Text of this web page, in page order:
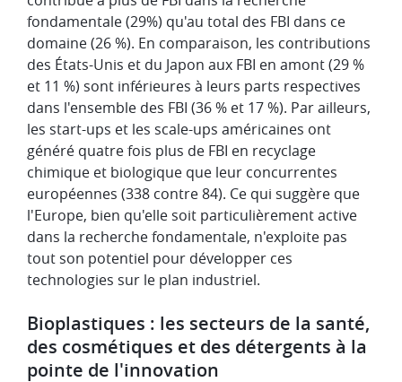
fondamentale (29%) qu'au total des FBI dans ce
domaine (26 %). En comparaison, les contributions
des États-Unis et du Japon aux FBI en amont (29 %
et 11 %) sont inférieures à leurs parts respectives
dans l'ensemble des FBI (36 % et 17 %). Par ailleurs,
les start-ups et les scale-ups américaines ont
généré quatre fois plus de FBI en recyclage
chimique et biologique que leur concurrentes
européennes (338 contre 84). Ce qui suggère que
l'Europe, bien qu'elle soit particulièrement active
dans la recherche fondamentale, n'exploite pas
tout son potentiel pour développer ces
technologies sur le plan industriel.
Bioplastiques : les secteurs de la santé,
des cosmétiques et des détergents à la
pointe de l'innovation